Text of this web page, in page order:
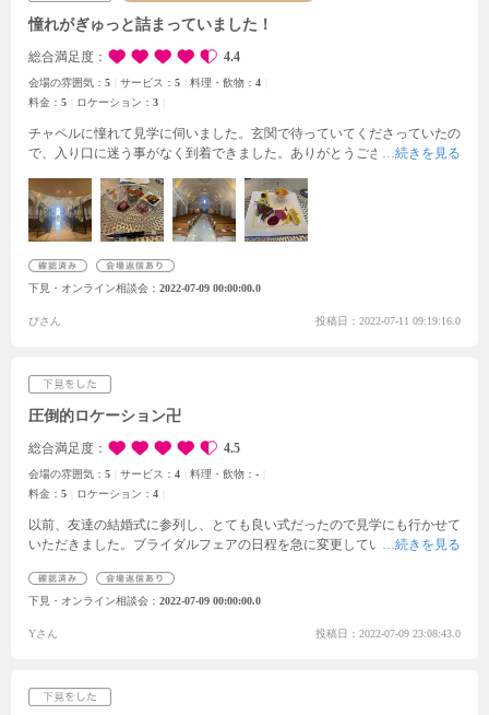
憧れがぎゅっと詰まっていました！
総合満足度 4.4
会場の雰囲気： 5 サービス： 5 料理・飲物： 4
料金： 5 ロケーション： 3
チャペルに憧れて見学に伺いました。 玄関で待っていてくださっていたの
で、入り口に迷う事がなく到着できました。ありがとうございました。い
様は是非実際に見て欲しいです！初めてのブライダルフェアで緊張してい
ましたが、気さくなプランナーさんで、親身にアドバイス、説明してくだ
さり結婚式のイメージが鮮明にできました。もし契約するとしたらフェア
した。ゲストと新郎新婦が当日鉢合わせすることがない動線で安心できま
した。当日式場貸切で、他の花嫁さんとも鉢合わせの心配はなさそうで
下見・オンライン相談会 2022-07-09 00:00:00.0
ぴさん 投稿日：2022-07-11 09:19:16.0
圧倒的ロケーション卍
総合満足度 4.5
会場の雰囲気： 5 サービス： 4 料理・飲物： -
料金： 5 ロケーション： 4
以前、友達の結婚式に参列し、とても良い式だったので見学にも行かせて
いただきました。ブライダルフェアの日程を急に変更していただいたにも
見学や見積もりなどの相談ができるフェアに参加しました。
東北でいちばん広い大聖堂ということもあり、大迫力でした。尚且つ落ち
ムといえば挙式会場から披露宴会場に移動する外の階段というイメージが
郎新婦は勿論、来ていただいた方々の思い出に残ること間違いなしだと思
下見・オンライン相談会 2022-07-09 00:00:00.0
Yさん 投稿日：2022-07-09 23:08:43.0